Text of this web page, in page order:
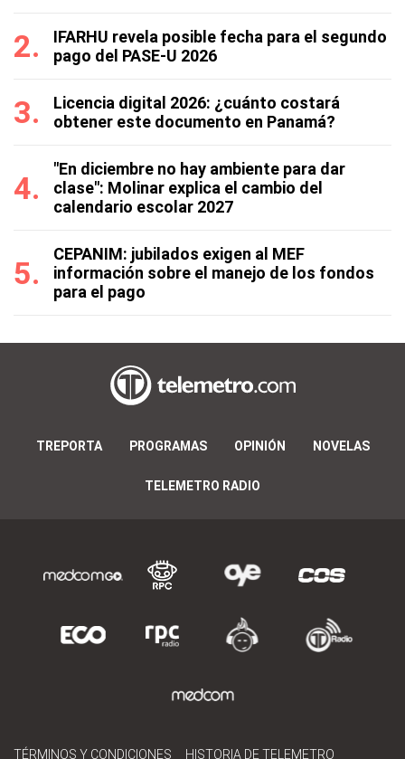
IFARHU revela posible fecha para el segundo
pago del PASE-U 2026
Licencia digital 2026: ¿cuánto costará
obtener este documento en Panamá?
"En diciembre no hay ambiente para dar
clase": Molinar explica el cambio del
calendario escolar 2027
CEPANIM: jubilados exigen al MEF
información sobre el manejo de los fondos
para el pago
TREPORTA PROGRAMAS OPINIÓN NOVELAS
TELEMETRO RADIO
TÉRMINOS Y CONDICIONES HISTORIA DE TELEMETRO